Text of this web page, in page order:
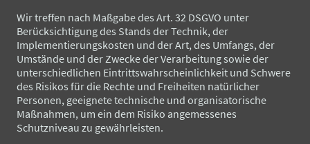
Wir treffen nach Maßgabe des Art. 32 DSGVO unter
Berücksichtigung des Stands der Technik, der
Implementierungskosten und der Art, des Umfangs, der
Umstände und der Zwecke der Verarbeitung sowie der
unterschiedlichen Eintrittswahrscheinlichkeit und Schwere
des Risikos für die Rechte und Freiheiten natürlicher
Personen, geeignete technische und organisatorische
Maßnahmen, um ein dem Risiko angemessenes
Schutzniveau zu gewährleisten.